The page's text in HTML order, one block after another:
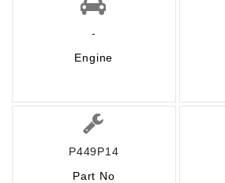
-
Engine
P449P14
Part No